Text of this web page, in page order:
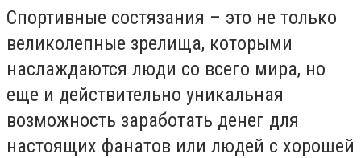
Спортивные состязания – это не только
великолепные зрелища, которыми
наслаждаются люди со всего мира, но
еще и действительно уникальная
возможность заработать денег для
настоящих фанатов или людей с хорошей